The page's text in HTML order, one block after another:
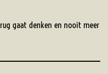
gaat denken en nooit meer